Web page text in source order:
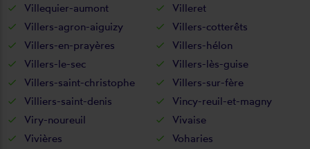
Villequier-aumont
Villeret
Villers-agron-aiguizy
Villers-cotterêts
Villers-en-prayères
Villers-hélon
Villers-le-sec
Villers-lès-guise
Villers-saint-christophe
Villers-sur-fère
Villiers-saint-denis
Vincy-reuil-et-magny
Viry-noureuil
Vivaise
Vivières
Voharies